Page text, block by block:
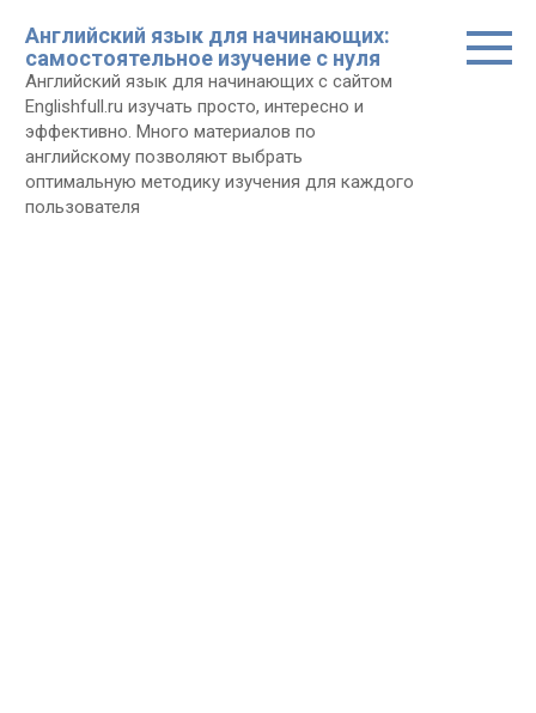
контенту
Английский язык для начинающих:
самостоятельное изучение с нуля
Английский язык для начинающих с сайтом
Еnglishfull.ru изучать просто, интересно и
эффективно. Много материалов по
английскому позволяют выбрать
оптимальную методику изучения для каждого
пользователя